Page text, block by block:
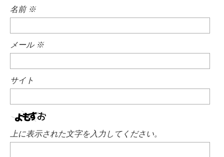
名前※
メール ※
サイト
上に表示された文字を入力してください。